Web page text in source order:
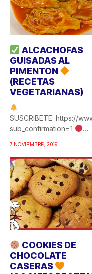
ALCACHOFAS
GUISADAS AL
PIMENTON
(RECETAS
VEGETARIANAS)
SUSCRIBETE: https://
sub_confirmation=1
pimentón, una de esas
recetas de...
7 NOVIEMBRE, 2019
COOKIES DE
CHOCOLATE
CASERAS